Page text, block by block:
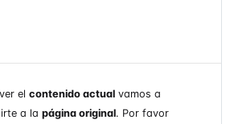
el contenido actual vamos a
a la página original. Por favor